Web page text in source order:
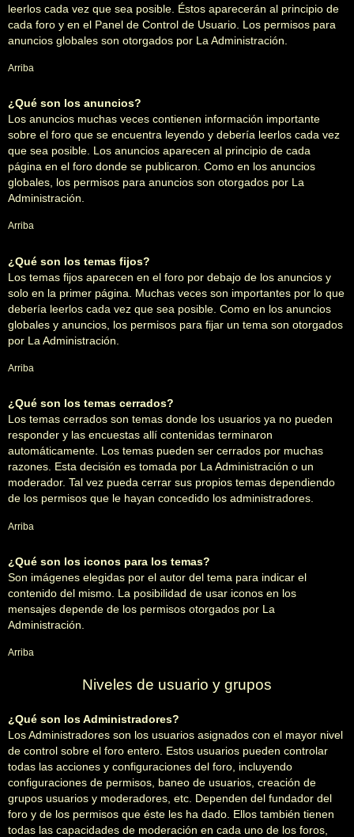
leerlos cada vez que sea posible. Éstos aparecerán al principio de
cada foro y en el Panel de Control de Usuario. Los permisos para
anuncios globales son otorgados por La Administración.
Arriba
¿Qué son los anuncios?
Los anuncios muchas veces contienen información importante
sobre el foro que se encuentra leyendo y debería leerlos cada vez
que sea posible. Los anuncios aparecen al principio de cada
página en el foro donde se publicaron. Como en los anuncios
globales, los permisos para anuncios son otorgados por La
Administración.
Arriba
¿Qué son los temas fijos?
Los temas fijos aparecen en el foro por debajo de los anuncios y
solo en la primer página. Muchas veces son importantes por lo que
debería leerlos cada vez que sea posible. Como en los anuncios
globales y anuncios, los permisos para fijar un tema son otorgados
por La Administración.
Arriba
¿Qué son los temas cerrados?
Los temas cerrados son temas donde los usuarios ya no pueden
responder y las encuestas allí contenidas terminaron
automáticamente. Los temas pueden ser cerrados por muchas
razones. Esta decisión es tomada por La Administración o un
moderador. Tal vez pueda cerrar sus propios temas dependiendo
de los permisos que le hayan concedido los administradores.
Arriba
¿Qué son los iconos para los temas?
Son imágenes elegidas por el autor del tema para indicar el
contenido del mismo. La posibilidad de usar iconos en los
mensajes depende de los permisos otorgados por La
Administración.
Arriba
Niveles de usuario y grupos
¿Qué son los Administradores?
Los Administradores son los usuarios asignados con el mayor nivel
de control sobre el foro entero. Estos usuarios pueden controlar
todas las acciones y configuraciones del foro, incluyendo
configuraciones de permisos, baneo de usuarios, creación de
grupos usuarios y moderadores, etc. Dependen del fundador del
foro y de los permisos que éste les ha dado. Ellos también tienen
todas las capacidades de moderación en cada uno de los foros,